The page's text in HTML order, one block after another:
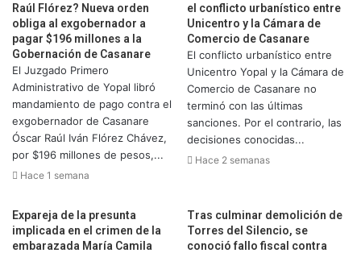
Raúl Flórez? Nueva orden
obliga al exgobernador a
pagar $196 millones a la
Gobernación de Casanare
El Juzgado Primero
Administrativo de Yopal libró
mandamiento de pago contra el
exgobernador de Casanare
Óscar Raúl Iván Flórez Chávez,
por $196 millones de pesos,...
Hace 1 semana
el conflicto urbanístico entre
Unicentro y la Cámara de
Comercio de Casanare
El conflicto urbanístico entre
Unicentro Yopal y la Cámara de
Comercio de Casanare no
terminó con las últimas
sanciones. Por el contrario, las
decisiones conocidas...
Hace 2 semanas
Expareja de la presunta
implicada en el crimen de la
embarazada María Camila
Tras culminar demolición de
Torres del Silencio, se
conoció fallo fiscal contra